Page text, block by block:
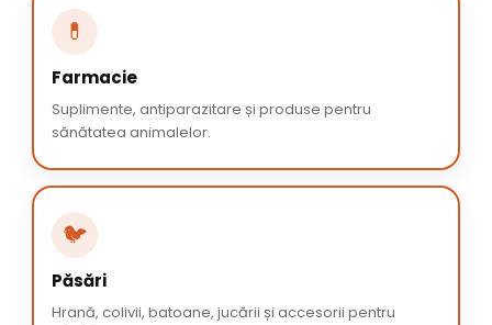
💊
Farmacie
Suplimente, antiparazitare și produse pentru
sănătatea animalelor.
🐦
Păsări
Hrană, colivii, batoane, jucării și accesorii pentru